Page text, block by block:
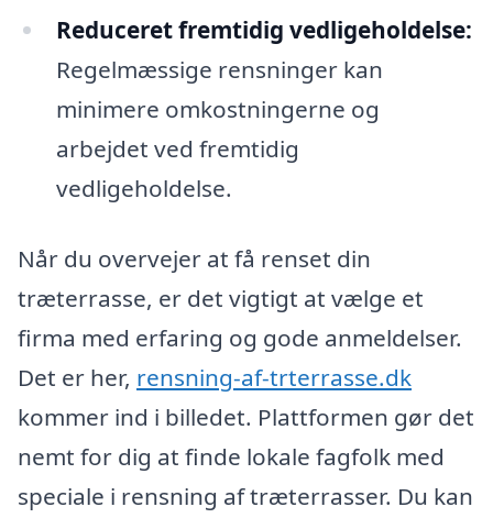
Reduceret fremtidig vedligeholdelse:
Regelmæssige rensninger kan
minimere omkostningerne og
arbejdet ved fremtidig
vedligeholdelse.
Når du overvejer at få renset din
træterrasse, er det vigtigt at vælge et
firma med erfaring og gode anmeldelser.
Det er her, rensning-af-trterrasse.dk
kommer ind i billedet. Plattformen gør det
nemt for dig at finde lokale fagfolk med
speciale i rensning af træterrasser. Du kan